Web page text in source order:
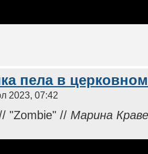
пела в
2023, 07:42
"Zombie" // Марина